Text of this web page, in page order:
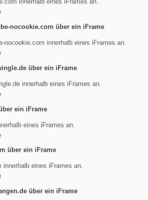
Neues und Interessantes
innerhalb eines iFrames an.
nocookie.com über ein iFrame
nocookie.com innerhalb eines iFrames an.
über ein iFrame
innerhalb eines iFrames an.
ein iFrame
eines iFrames an.
über ein iFrame
eines iFrames an.
über ein iFrame